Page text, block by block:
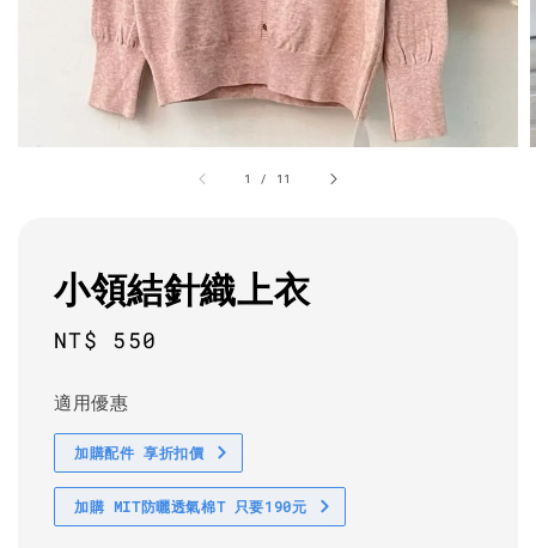
1 / 11
小領結針織上衣
Regular
NT$ 550
適用優惠
加購配件 享折扣價
加購 MIT防曬透氣棉T 只要190元